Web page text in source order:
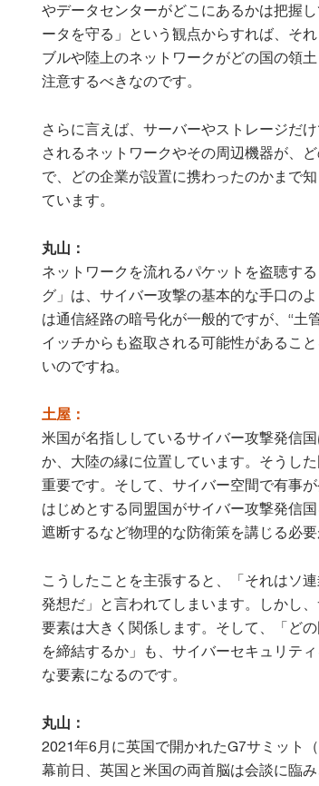
やデータセンターがどこにあるかは把握
ータを守る」という観点からすれば、そ
ブルや陸上のネットワークがどの国の領
注意するべきなのです。
さらに言えば、サーバーやストレージだ
されるネットワークやその周辺機器が、
で、どの企業が設置に携わったのかまで
ています。
丸山：
ネットワークを流れるパケットを盗聴す
グ」は、サイバー攻撃の基本的な手口の
は通信経路の暗号化が一般的ですが、“土
イッチからも盗取される可能性があるこ
いのですね。
土屋：
米国が名指ししているサイバー攻撃発信
か、大陸の縁に位置しています。そうし
重要です。そして、サイバー空間で有事
はじめとする同盟国がサイバー攻撃発信
遮断するなど物理的な防衛策を講じる必要
こうしたことを主張すると、「それはソ
発想だ」と言われてしまいます。しかし
要素は大きく関係します。そして、「ど
を締結するか」も、サイバーセキュリテ
な要素になるのです。
丸山：
2021年6月に英国で開かれたG7サミット
幕前日、英国と米国の両首脳は会談に臨